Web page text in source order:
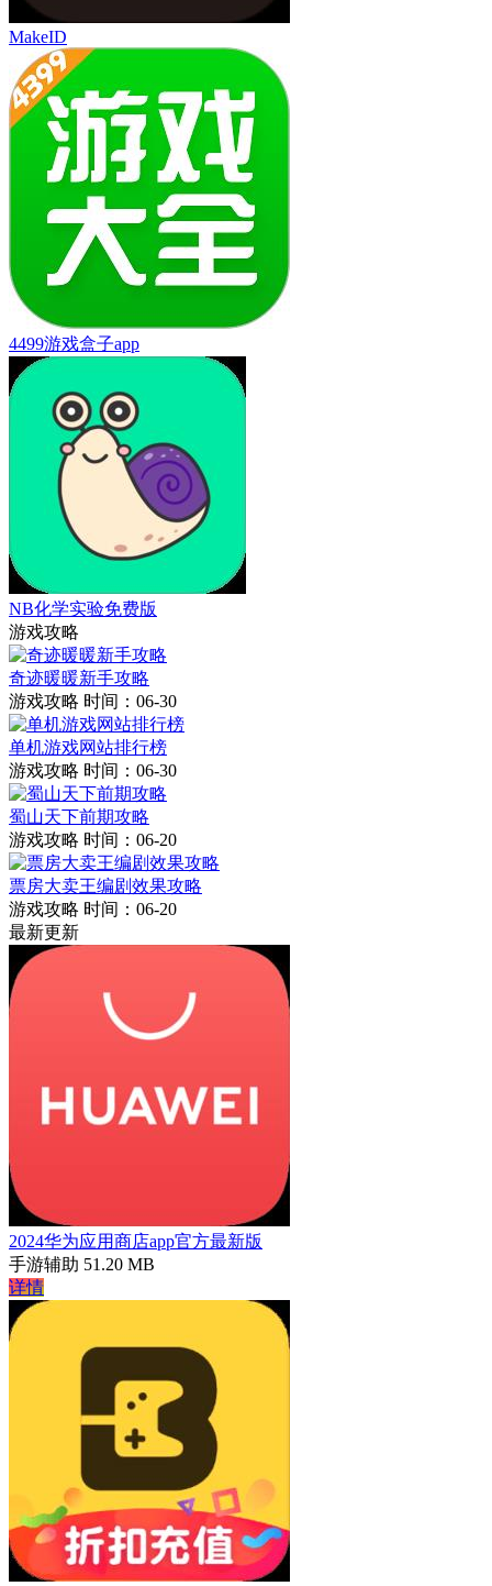
MakeID
4499游戏盒子app
NB化学实验免费版
游戏攻略
奇迹暖暖新手攻略
游戏攻略 时间：06-30
单机游戏网站排行榜
游戏攻略 时间：06-30
蜀山天下前期攻略
游戏攻略 时间：06-20
票房大卖王编剧效果攻略
游戏攻略 时间：06-20
最新更新
2024华为应用商店app官方最新版
手游辅助 51.20 MB
详情